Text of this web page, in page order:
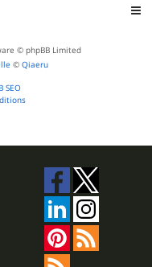
© phpBB Limited
© Qiaeru
SEO